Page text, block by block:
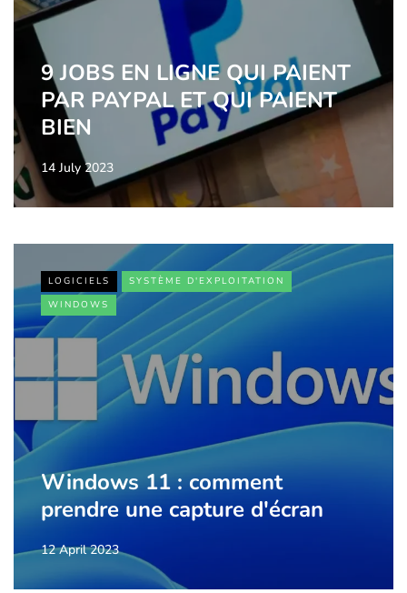
9 JOBS EN LIGNE QUI PAIENT
PAR PAYPAL ET QUI PAIENT
BIEN
14 July 2023
LOGICIELS
SYSTÈME D'EXPLOITATION
WINDOWS
Windows 11 : comment
prendre une capture d'écran
12 April 2023